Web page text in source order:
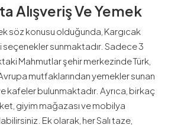
Alışveriş Ve Yemek
söz konusu olduğunda, Kargıcak
seçenekler sunmaktadır. Sadece 3
Mahmutlar şehir merkezinde Türk,
mutfaklarından yemekler sunan
kafeler bulunmaktadır. Ayrıca, birkaç
giyim mağazası ve mobilya
Ek olarak, her Salı taze,